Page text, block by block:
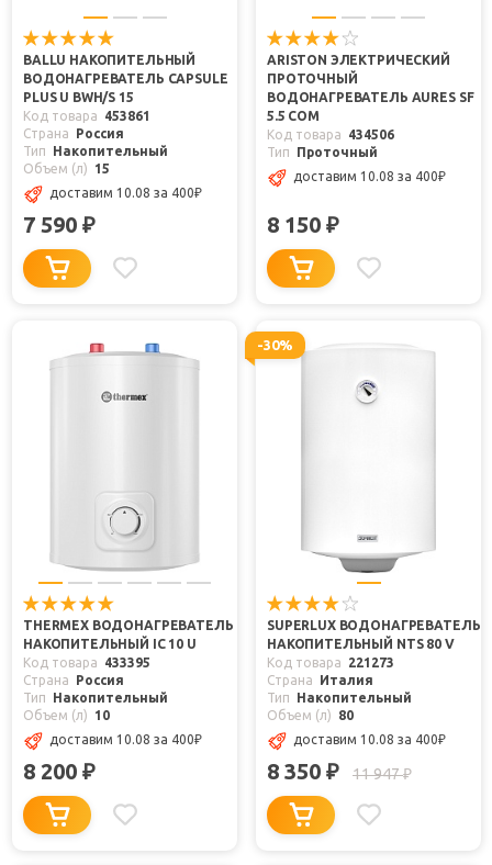
BALLU НАКОПИТЕЛЬНЫЙ
ВОДОНАГРЕВАТЕЛЬ CAPSULE
PLUS U BWH/S 15
Код товара
453861
Страна
Россия
Тип
Накопительный
Объем (л)
15
доставим 10.08 за 400₽
7 590 ₽
ARISTON ЭЛЕКТРИЧЕСКИЙ
ПРОТОЧНЫЙ
ВОДОНАГРЕВАТЕЛЬ AURES SF
5.5 COM
Код товара
434506
Тип
Проточный
доставим 10.08 за 400₽
8 150 ₽
THERMEX ВОДОНАГРЕВАТЕЛЬ
НАКОПИТЕЛЬНЫЙ IC 10 U
Код товара
433395
Страна
Россия
Тип
Накопительный
Объем (л)
10
доставим 10.08 за 400₽
8 200 ₽
-30%
SUPERLUX ВОДОНАГРЕВАТЕЛЬ
НАКОПИТЕЛЬНЫЙ NTS 80 V
Код товара
221273
Страна
Италия
Тип
Накопительный
Объем (л)
80
доставим 10.08 за 400₽
8 350 ₽ 11 947₽